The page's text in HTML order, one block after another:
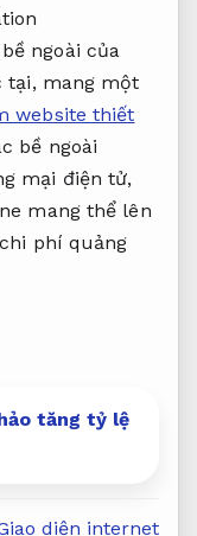
ngoài của
tại, mang một
website thiết
bề ngoài
mại điện tử,
mang thể lên
phí quảng
tăng tỷ lệ
diện internet